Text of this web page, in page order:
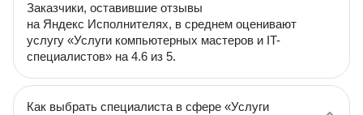
Заказчики, оставившие отзывы
на Яндекс Исполнителях, в среднем оценивают
услугу «Услуги компьютерных мастеров и IT-
специалистов» на 4.6 из 5.
Как выбрать специалиста в сфере «Услуги